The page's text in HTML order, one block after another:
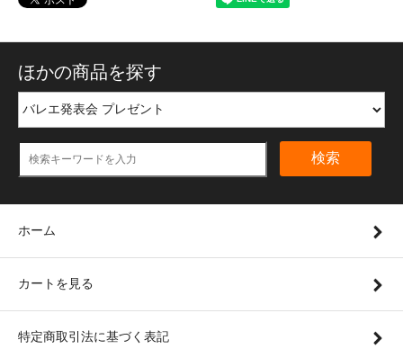
ほかの商品を探す
検索
ホーム
カートを見る
特定商取引法に基づく表記